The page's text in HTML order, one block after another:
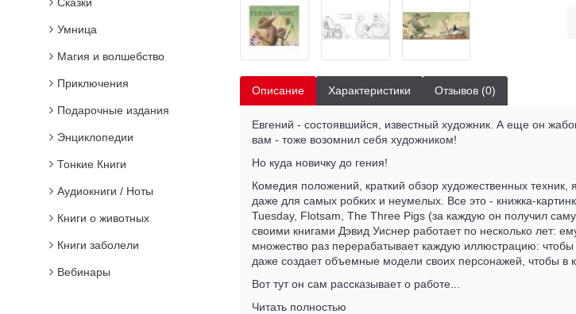
Умница
Магия и волшебство
Приключения
Подарочные издания
Энциклопедии
Тонкие Книги
Аудиокниги / Ноты
Книги о животных
Книги заболели
Вебинары
Описание Характеристики Отзывов (0)
Евгений - состоявшийся, известный художник. А еще он
вам - тоже возомнил себя художником!
Но куда новичку до гения!
Комедия положений, краткий обзор художественных
даже для самых робких и неумелых. Все это - книжка-
Tuesday, Flotsam, The Three Pigs (за каждую он получил
своими книгами Дэвид Уиснер работает по несколько лет:
множество раз перерабатывает каждую иллюстрацию:
даже создает объемные модели своих персонажей, чтобы в
Вот тут он сам рассказывает о работе...
Читать полностью